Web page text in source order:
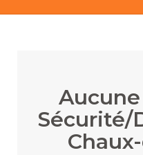
Sécurité/